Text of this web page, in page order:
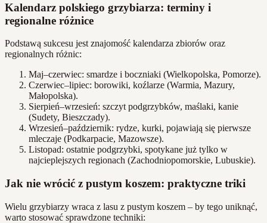
Kalendarz polskiego grzybiarza: terminy i
regionalne różnice
Podstawą sukcesu jest znajomość kalendarza zbiorów oraz
regionalnych różnic:
Maj–czerwiec: smardze i boczniaki (Wielkopolska, Pomorze).
Czerwiec–lipiec: borowiki, koźlarze (Warmia, Mazury,
Małopolska).
Sierpień–wrzesień: szczyt podgrzybków, maślaki, kanie
(Sudety, Bieszczady).
Wrzesień–październik: rydze, kurki, pojawiają się pierwsze
mleczaje (Podkarpacie, Mazowsze).
Listopad: ostatnie podgrzybki, spotykane już tylko w
najcieplejszych regionach (Zachodniopomorskie, Lubuskie).
Jak nie wrócić z pustym koszem: praktyczne triki
Wielu grzybiarzy wraca z lasu z pustym koszem – by tego uniknąć,
warto stosować sprawdzone techniki: